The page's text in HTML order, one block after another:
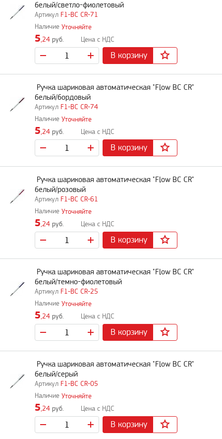
F1-BC CR-71
белый/светло-фиолетовый
Уточняйте
5,24 руб.
В корзину
F1-BC CR-74
Ручка шариковая автоматическая "Flow BC CR"
белый/бордовый
Уточняйте
5,24 руб.
В корзину
F1-BC CR-61
Ручка шариковая автоматическая "Flow BC CR"
белый/розовый
Уточняйте
5,24 руб.
В корзину
F1-BC CR-25
Ручка шариковая автоматическая "Flow BC CR"
белый/темно-фиолетовый
Уточняйте
5,24 руб.
В корзину
F1-BC CR-05
Ручка шариковая автоматическая "Flow BC CR"
белый/серый
Уточняйте
5,24 руб.
В корзину